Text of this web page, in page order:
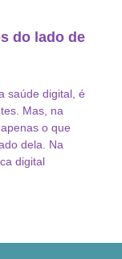
do lado de
saúde digital, é
Mas, na
o que
dela. Na
digital